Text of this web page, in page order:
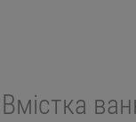
Вмістка